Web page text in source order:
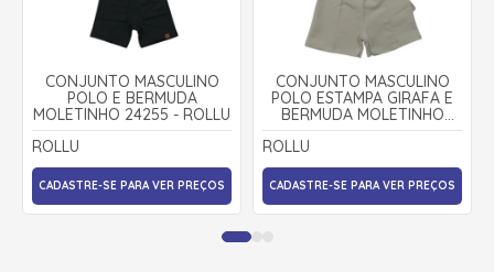
CONJUNTO MASCULINO
POLO E BERMUDA
MOLETINHO 24255 - ROLLU
ROLLU
CADASTRE-SE PARA VER PREÇOS
CONJUNTO MASCULINO
POLO ESTAMPA GIRAFA E
BERMUDA MOLETINHO
27227 - ROLLU
ROLLU
CADASTRE-SE PARA VER PREÇOS